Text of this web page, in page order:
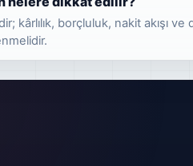
kârlılık, borçluluk, nakit akışı ve